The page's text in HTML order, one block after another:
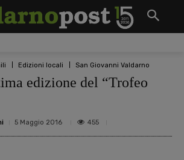
Edizioni locali San Giovanni Valdarno
edizione del “Trofeo
5 Maggio 2016 455